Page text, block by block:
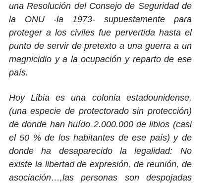
una Resolución del Consejo de Seguridad de
la ONU -la 1973- supuestamente para
proteger a los civiles fue pervertida hasta el
punto de servir de pretexto a una guerra a un
magnicidio y a la ocupación y reparto de ese
país.
Hoy Libia es una colonia estadounidense,
(una especie de protectorado sin protección)
de donde han huído 2.000.000 de libios (casi
el 50 % de los habitantes de ese país) y de
donde ha desaparecido la legalidad: No
existe la libertad de expresión, de reunión, de
asociación…,las personas son despojadas